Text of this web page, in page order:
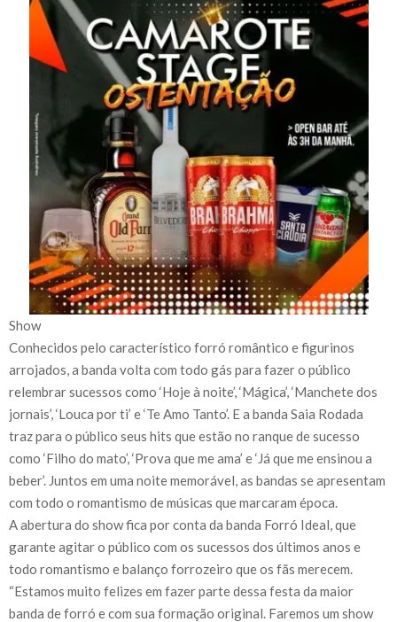
Show
Conhecidos pelo característico forró romântico e figurinos
arrojados, a banda volta com todo gás para fazer o público
relembrar sucessos como ‘Hoje à noite’, ‘Mágica’, ‘Manchete dos
jornais’, ‘Louca por ti’ e ‘Te Amo Tanto’. E a banda Saia Rodada
traz para o público seus hits que estão no ranque de sucesso
como ‘Filho do mato’, ‘Prova que me ama’ e ‘Já que me ensinou a
beber’. Juntos em uma noite memorável, as bandas se apresentam
com todo o romantismo de músicas que marcaram época.
A abertura do show fica por conta da banda Forró Ideal, que
garante agitar o público com os sucessos dos últimos anos e
todo romantismo e balanço forrozeiro que os fãs merecem.
“Estamos muito felizes em fazer parte dessa festa da maior
banda de forró e com sua formação original. Faremos um show